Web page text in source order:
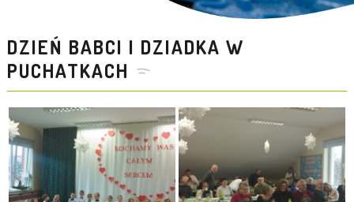
DZIEŃ BABCI I DZIADKA W
PUCHATKACH